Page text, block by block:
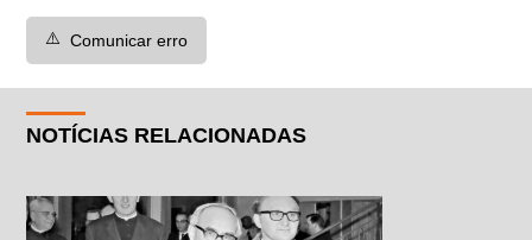
⚠️ Comunicar erro
NOTÍCIAS RELACIONADAS